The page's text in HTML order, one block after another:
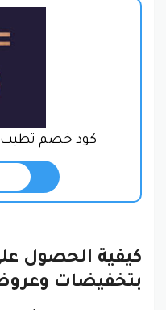
كود خصم تطيب
كيفية الحصول
بتخفيضات